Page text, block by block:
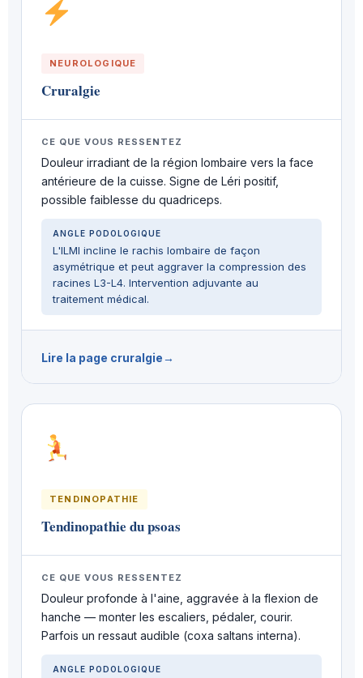
NEUROLOGIQUE
Cruralgie
CE QUE VOUS RESSENTEZ
Douleur irradiant de la région lombaire vers la face
antérieure de la cuisse. Signe de Léri positif,
possible faiblesse du quadriceps.
ANGLE PODOLOGIQUE
L'ILMI incline le rachis lombaire de façon
asymétrique et peut aggraver la compression des
racines L3-L4. Intervention adjuvante au
traitement médical.
Lire la page cruralgie
TENDINOPATHIE
Tendinopathie du psoas
CE QUE VOUS RESSENTEZ
Douleur profonde à l'aine, aggravée à la flexion de
hanche — monter les escaliers, pédaler, courir.
Parfois un ressaut audible (coxa saltans interna).
ANGLE PODOLOGIQUE